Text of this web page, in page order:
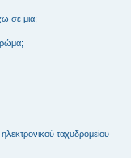
σε μια;
ταχυδρομείου